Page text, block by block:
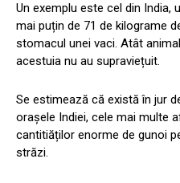
Un exemplu este cel din India,
mai puțin de 71 de kilograme
stomacul unei vaci. Atât
acestuia nu au supraviețuit.
Se estimează că există în jur
orașele Indiei, cele mai multe
cantitiăților enorme de gunoi
străzi.